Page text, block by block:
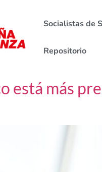
Socialistas de
Repositorio
está más